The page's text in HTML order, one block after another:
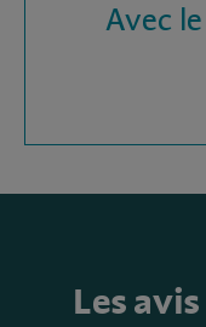
Avec
Les